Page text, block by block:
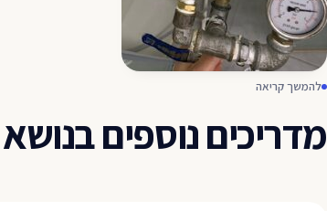
להמשך קריאה
מדריכים נוספים בנושא